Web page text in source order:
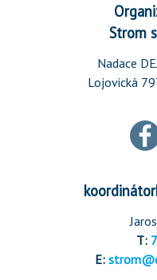
Strom
Nadace
Lojovická
T:
E: